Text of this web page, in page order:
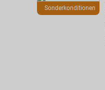
Sonderkonditionen